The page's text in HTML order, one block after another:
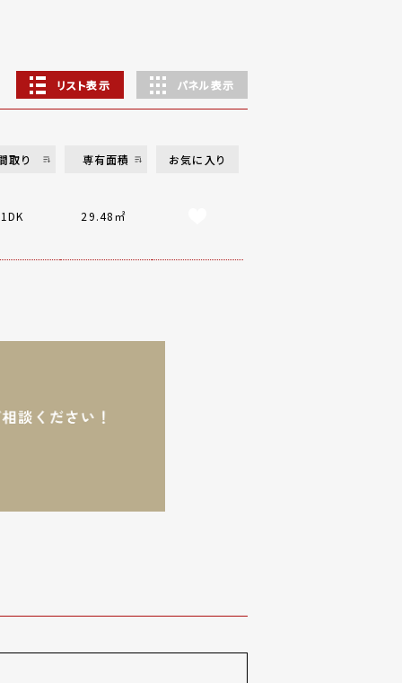
リスト表示 パネル表示
取り 専有面積 お気に入り
1DK 29.48㎡